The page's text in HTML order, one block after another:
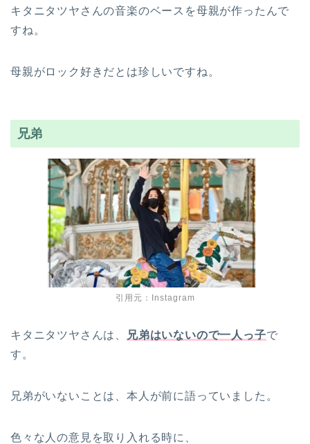
キタニタツヤさんの音楽のベースを母親が作ったんで
すね。
母親がロック好きだとは珍しいですね。
兄弟
引用元：Instagram
キタニタツヤさんは、 兄弟はいないので一人っ子で
す。
兄弟がいないことは、本人が前に語っていました。
色々な人の意見を取り入れる時に、